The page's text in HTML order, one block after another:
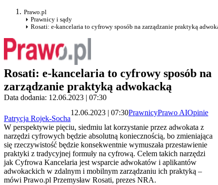
Prawo.pl
Prawnicy i sądy
Rosati: e-kancelaria to cyfrowy sposób na zarządzanie praktyką
Rosati: e-kancelaria to cyfrowy sposób na
zarządzanie praktyką adwokacką
Data dodania: 12.06.2023 | 07:30
Patrycja Rojek-Socha
12.06.2023 | 07:30PrawnicyPrawo AIOpinie
W perspektywie pięciu, siedmiu lat korzystanie przez adwokata z
narzędzi cyfrowych będzie absolutną koniecznością, bo zmieniająca
się rzeczywistość będzie konsekwentnie wymuszała przestawienie
praktyki z tradycyjnej formuły na cyfrową. Celem takich narzędzi
jak Cyfrowa Kancelaria jest wsparcie adwokatów i aplikantów
adwokackich w zdalnym i mobilnym zarządzaniu ich praktyką –
mówi Prawo.pl Przemysław Rosati, prezes NRA.